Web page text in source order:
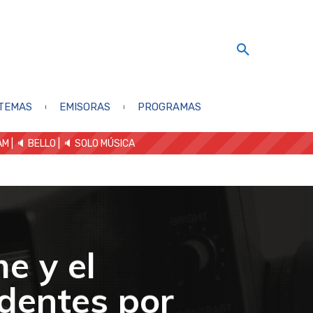
EMISORAS PROGRAMAS
| 🔈 BELLO 🔈 SOLO MÚSICA
y el
por